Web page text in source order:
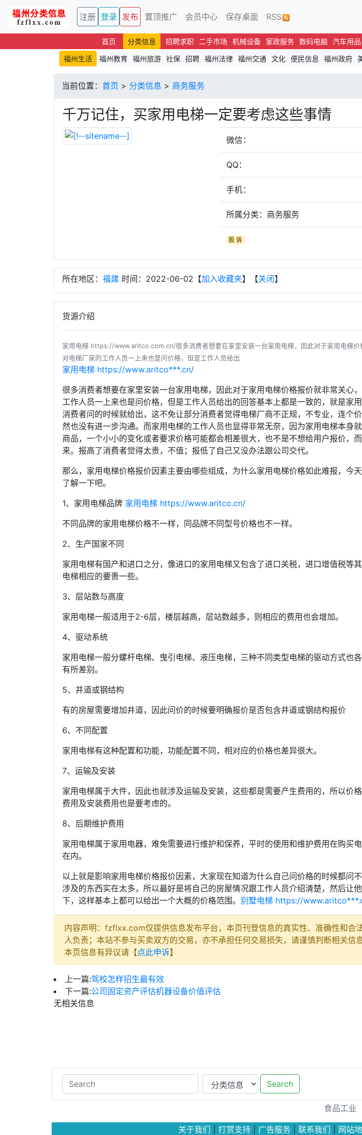
注册 登录 发布 置顶推广 会员中心 保存桌面 RSS
首页 分类信息 招聘求职 二手市场 机械设备 家政服务 数码电脑 汽车用品
福州生活
福州教育 福州旅游 社保 招聘 福州法律 福州交通 文化 便民信息 福州政府
当前位置： 首页 > 分类信息 > 商务服务
千万记住，买家用电梯一定要考虑这些事情
微信：
QQ：
手机：
所属分类：商务服务
投 诉
所在地区： 福建 时间：2022-06-02【加入收藏夹】【关闭】
货源介绍
家用电梯 https://www.aritco.com.cn/很多消费者想要在家里安装一台家用电梯，因此对于家用电梯价
对电梯厂家的工作人员一上来也是问价格，但是工作人员给出
家用电梯 https://www.aritco***.cn/
很多消费者想要在家里安装一台家用电梯，因此对于家用电梯价格报价就非常关心
工作人员一上来也是问价格，但是工作人员给出的回答基本上都是一致的，就是家
消费者问的时候就给出，这不免让部分消费者觉得电梯厂商不正规，不专业，连个
然也没有进一步沟通。而家用电梯的工作人员也显得非常无奈，因为家用电梯本身
商品，一个小小的变化或者要求价格可能都会相差很大，也不是不想给用户报价，
来。报高了消费者觉得太贵，不值；报低了自己又没办法跟公司交代。
那么，家用电梯价格报价因素主要由哪些组成，为什么家用电梯价格如此难报，今
了解一下吧。
1、家用电梯品牌 家用电梯 https://www.aritco.cn/
不同品牌的家用电梯价格不一样，同品牌不同型号价格也不一样。
2、生产国家不同
家用电梯有国产和进口之分，像进口的家用电梯又包含了进口关税，进口增值税等
电梯相应的要贵一些。
3、层站数与高度
家用电梯一般适用于2-6层，楼层越高，层站数越多，则相应的费用也会增加。
4、驱动系统
家用电梯一般分螺杆电梯、曳引电梯、液压电梯，三种不同类型电梯的驱动方式也
有所差别。
5、井道或钢结构
有的房屋需要增加井道，因此问价的时候要明确报价是否包含井道或钢结构报价
6、不同配置
家用电梯有这种配置和功能，功能配置不同，相对应的价格也差异很大。
7、运输及安装
家用电梯属于大件，因此也就涉及运输及安装，这些都是需要产生费用的，所以价
费用及安装费用也是要考虑的。
8、后期维护费用
家用电梯属于家用电器，难免需要进行维护和保养，平时的使用和维护费用在购买
在内。
以上就是影响家用电梯价格报价因素，大家现在知道为什么自己问价格的时候都问
涉及的东西实在太多，所以最好是将自己的房屋情况跟工作人员介绍清楚，然后让
下，这样基本上都可以给出一个大概的价格范围。 别墅电梯 https://
内容声明：fzflxx.com仅提供信息发布平台，本页刊登信息的真实性、准确性和合
人负责；本站不参与买卖双方的交易，亦不承担任何交易损失，请谨慎判断相关信
本页信息有异议请【点此申诉】
上一篇:驾校怎样招生最有效
下一篇:公司固定资产评估机器设备价值评估
无相关信息
Search
食品工业
关于我们 打赏支持 广告服务 联系我们 网站